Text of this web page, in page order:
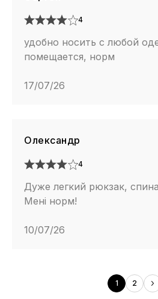
4
удобно носить с любой
помещается, норм
17/07/26
Олександр
4
Дуже легкий рюкзак,
Мені норм!
10/07/26
1 2